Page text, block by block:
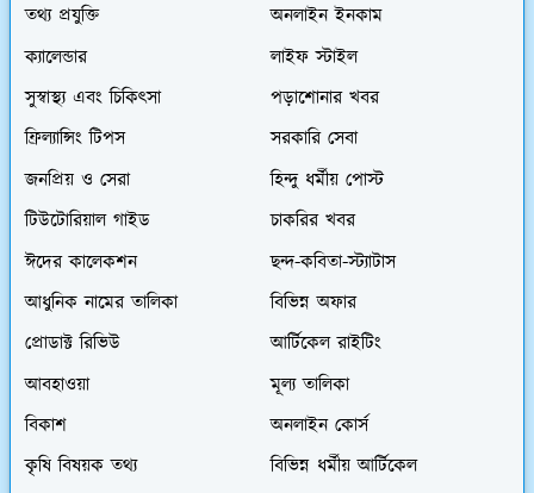
তথ্য প্রযুক্তি
অনলাইন ইনকাম
ক্যালেন্ডার
লাইফ স্টাইল
সুস্বাস্থ্য এবং চিকিৎসা
পড়াশোনার খবর
ফ্রিল্যান্সিং টিপস
সরকারি সেবা
জনপ্রিয় ও সেরা
হিন্দু ধর্মীয় পোস্ট
টিউটোরিয়াল গাইড
চাকরির খবর
ঈদের কালেকশন
ছন্দ-কবিতা-স্ট্যাটাস
আধুনিক নামের তালিকা
বিভিন্ন অফার
প্রোডাক্ট রিভিউ
আর্টিকেল রাইটিং
আবহাওয়া
মূল্য তালিকা
বিকাশ
অনলাইন কোর্স
কৃষি বিষয়ক তথ্য
বিভিন্ন ধর্মীয় আর্টিকেল